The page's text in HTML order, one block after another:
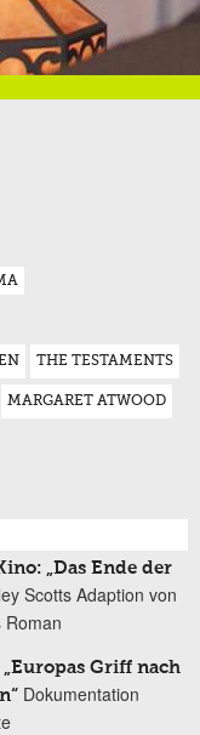
THE TESTAMENTS
MARGARET ATWOOD
„Das Ende der
Scotts Adaption von
Roman
Griff nach
Dokumentation